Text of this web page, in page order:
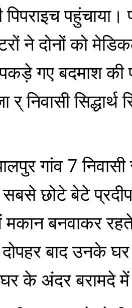
ने दोनों को
गए बदमाश की
र्‌ निवासी
गांव 7
सबसे छोटे बेटे
मकान बनवाकर
दोपहर बाद उनके
के अंदर बरामदे में